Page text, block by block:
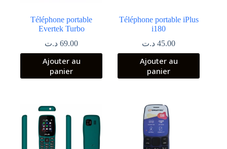
Téléphone portable
Evertek Turbo
69.00 د.ت
Ajouter au
panier
Téléphone portable iPlus
i180
45.00 د.ت
Ajouter au
panier